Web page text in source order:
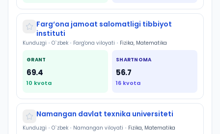
Farg‘ona jamoat salomatligi tibbiyot
instituti
Kunduzgi • O`zbek • Farg'ona viloyati • Fizika, Matematika
GRANT
69.4
10 kvota
SHARTNOMA
56.7
16 kvota
Namangan davlat texnika universiteti
Kunduzgi • O`zbek • Namangan viloyati • Fizika, Matematika